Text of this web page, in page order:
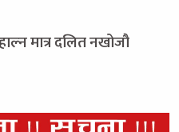
मात्र दलित नखोजौ